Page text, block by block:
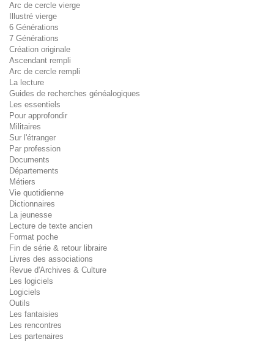
Arc de cercle vierge
Illustré vierge
6 Générations
7 Générations
Création originale
Ascendant rempli
Arc de cercle rempli
La lecture
Guides de recherches généalogiques
Les essentiels
Pour approfondir
Militaires
Sur l'étranger
Par profession
Documents
Départements
Métiers
Vie quotidienne
Dictionnaires
La jeunesse
Lecture de texte ancien
Format poche
Fin de série & retour libraire
Livres des associations
Revue d'Archives & Culture
Les logiciels
Logiciels
Outils
Les fantaisies
Les rencontres
Les partenaires